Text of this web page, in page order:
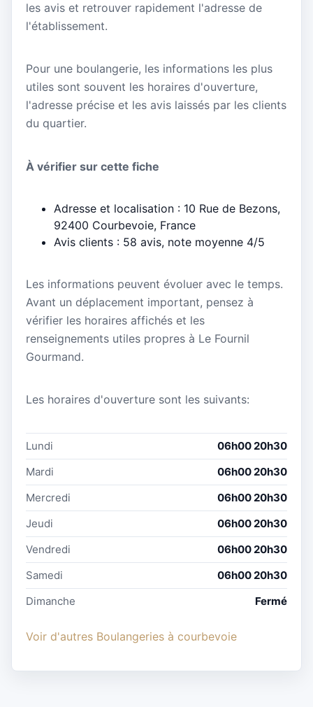
les avis et retrouver rapidement l'adresse de
l'établissement.
Pour une boulangerie, les informations les plus
utiles sont souvent les horaires d'ouverture,
l'adresse précise et les avis laissés par les clients
du quartier.
À vérifier sur cette fiche
Adresse et localisation : 10 Rue de Bezons,
92400 Courbevoie, France
Avis clients : 58 avis, note moyenne 4/5
Les informations peuvent évoluer avec le temps.
Avant un déplacement important, pensez à
vérifier les horaires affichés et les
renseignements utiles propres à Le Fournil
Gourmand.
Les horaires d'ouverture sont les suivants:
Lundi
06h00 20h30
Mardi
06h00 20h30
Mercredi
06h00 20h30
Jeudi
06h00 20h30
Vendredi
06h00 20h30
Samedi
06h00 20h30
Dimanche
Fermé
Voir d'autres Boulangeries à courbevoie